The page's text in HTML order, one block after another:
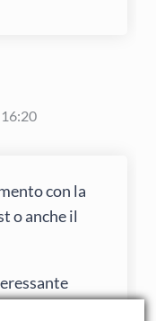
con la
o anche il